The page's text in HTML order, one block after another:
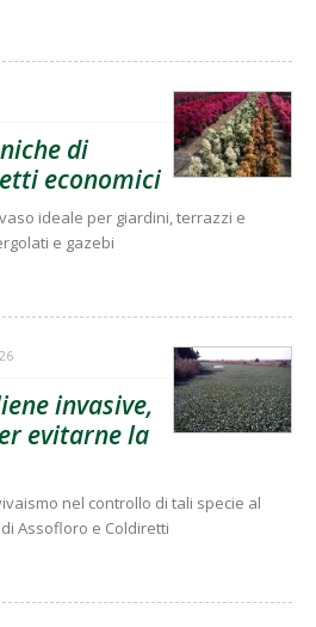
di
economici
ideale per giardini, terrazzi e
e gazebi
invasive,
evitarne la
nel controllo di tali specie al
Assofloro e Coldiretti